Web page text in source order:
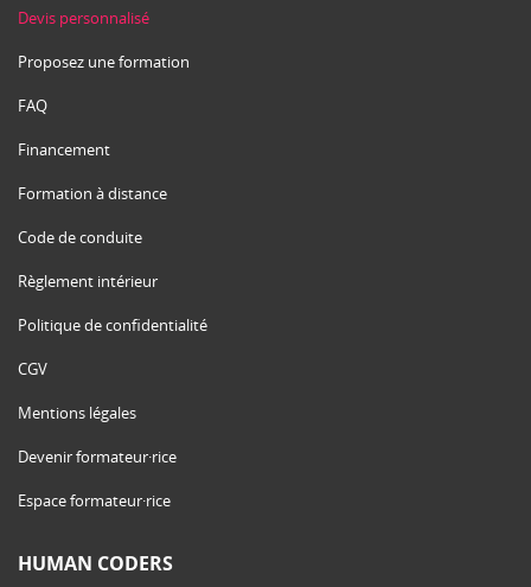
Devis personnalisé
Proposez une formation
FAQ
Financement
Formation à distance
Code de conduite
Règlement intérieur
Politique de confidentialité
CGV
Mentions légales
Devenir formateur·rice
Espace formateur·rice
HUMAN CODERS